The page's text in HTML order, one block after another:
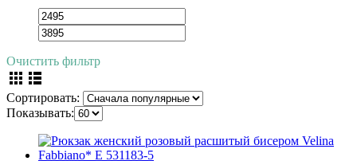
Очистить фильтр
Сортировать:
Показывать: